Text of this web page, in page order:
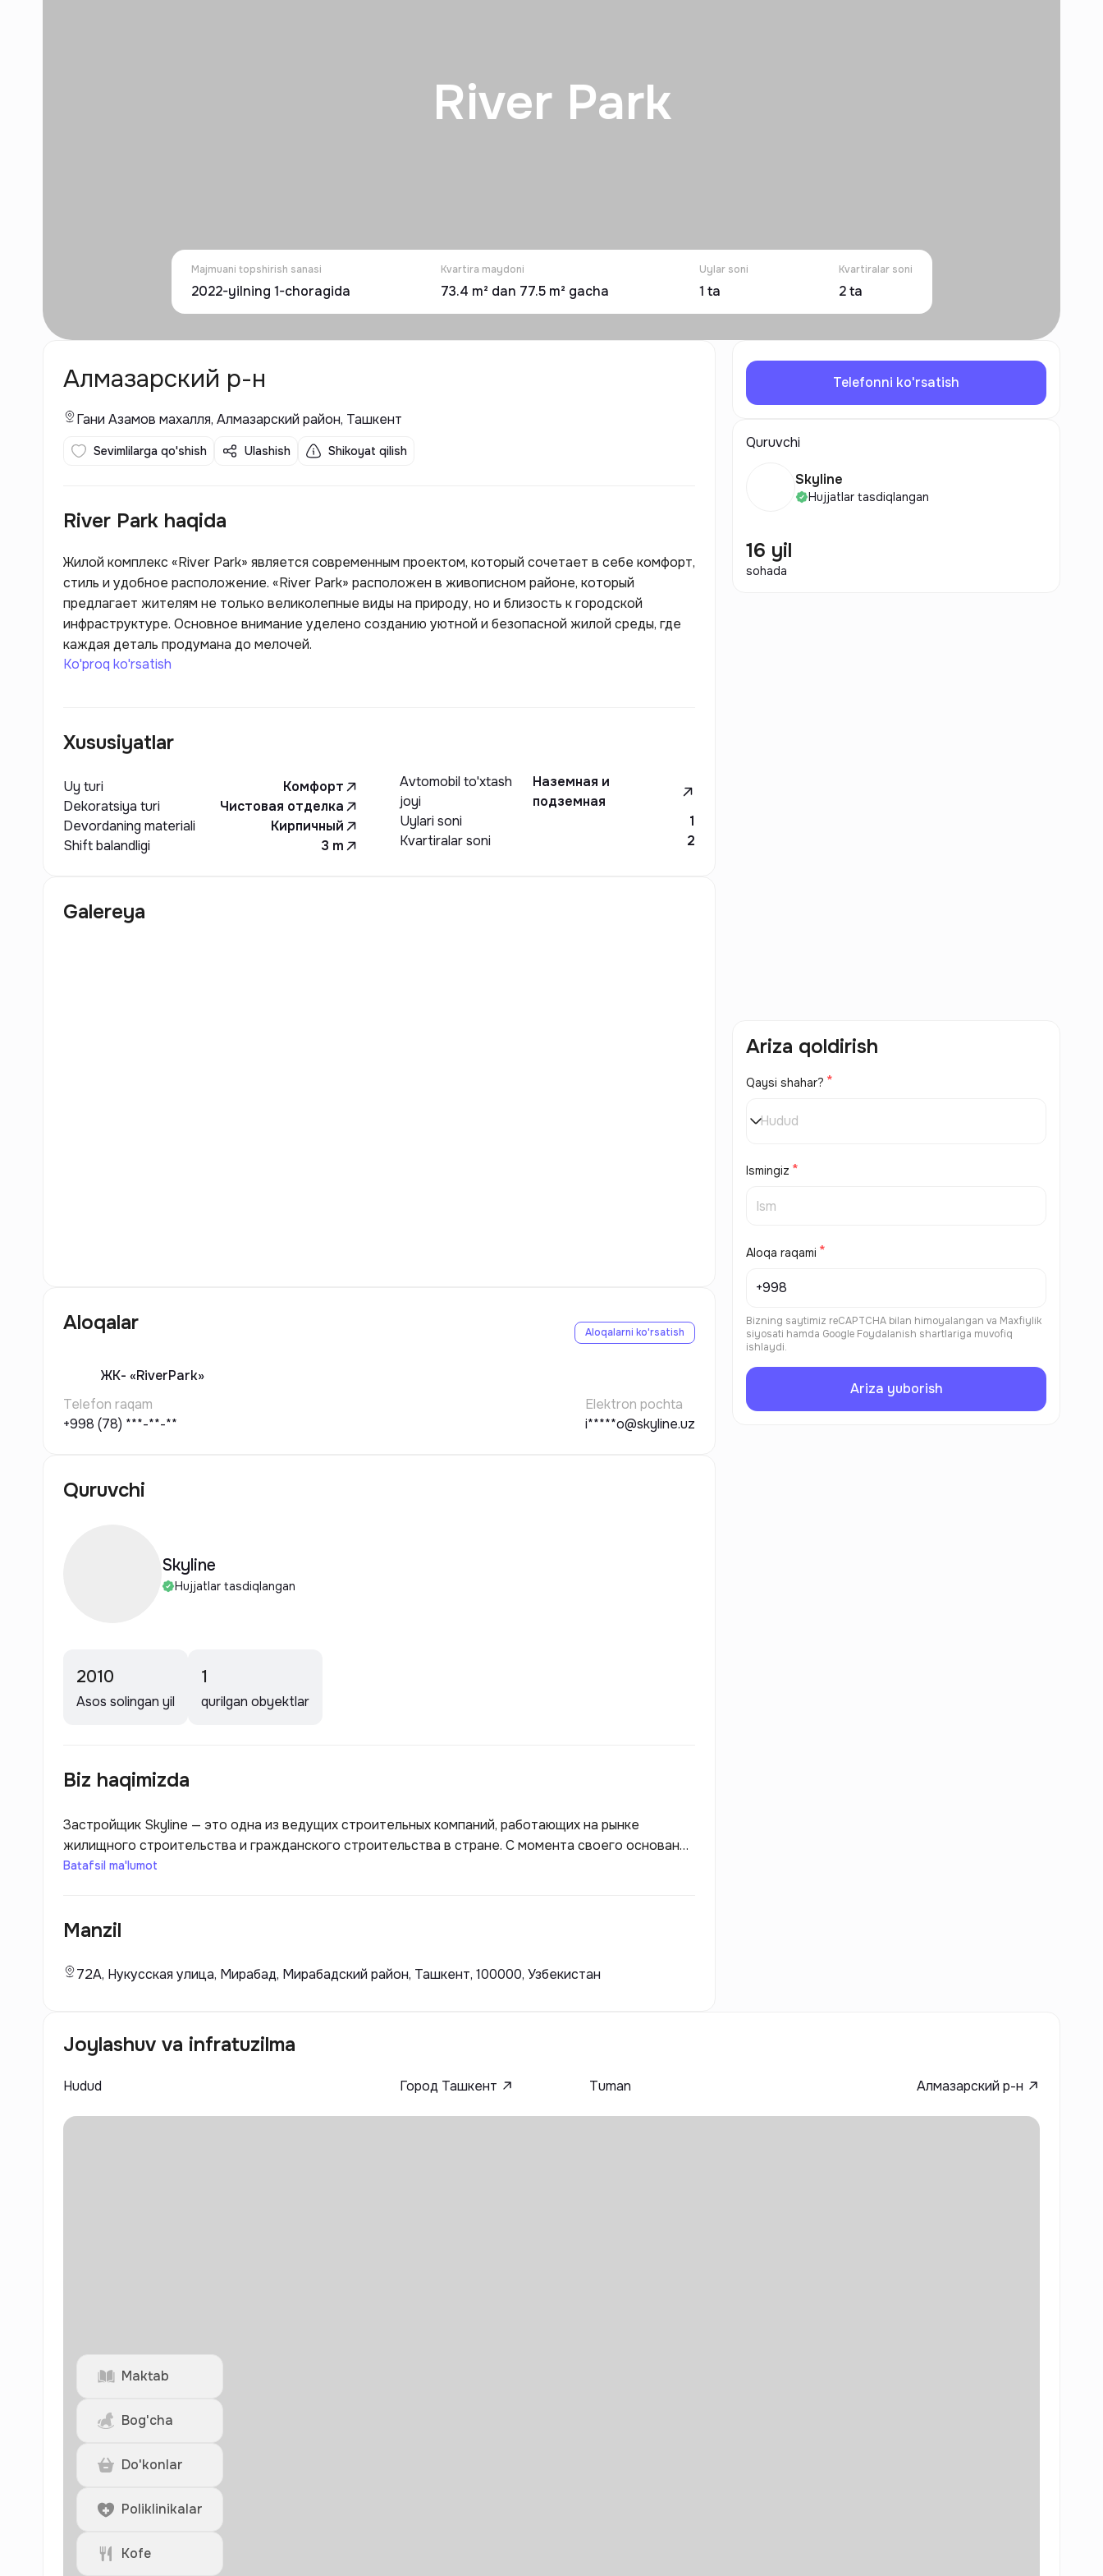
River Park
Majmuani topshirish sanasi
2022-yilning 1-choragida
Kvartira maydoni
73.4 m² dan 77.5 m² gacha
Uylar soni
1 ta
Kvartiralar soni
2 ta
Алмазарский р-н
Гани Азамов махалля, Алмазарский район, Ташкент
Sevimlilarga qo'shish Ulashish Shikoyat qilish
River Park haqida
Жилой комплекс «River Park» является современным проектом, который сочетает в себе комфорт,
стиль и удобное расположение. «River Park» расположен в живописном районе, который
предлагает жителям не только великолепные виды на природу, но и близость к городской
инфраструктуре. Основное внимание уделено созданию уютной и безопасной жилой среды, где
каждая деталь продумана до мелочей.
Ko'proq ko'rsatish
Xususiyatlar
Uy turi
Комфорт
Dekoratsiya turi
Чистовая отделка
Devordaning materiali
Кирпичный
Shift balandligi
3 m
Avtomobil to'xtash
joyi
Наземная и
подземная
Uylari soni
1
Kvartiralar soni
2
Galereya
Aloqalar Aloqalarni ko'rsatish
ЖК- «RiverPark»
Telefon raqam
+998 (78) ***-**-**
Elektron pochta
i*****o@skyline.uz
Quruvchi
Skyline
Hujjatlar tasdiqlangan
2010
Asos solingan yil
1
qurilgan obyektlar
Biz haqimizda
Застройщик Skyline — это одна из ведущих строительных компаний, работающих на рынке
жилищного строительства и гражданского строительства в стране. С момента своего основания
компания зарекомендовала себя как надежный партнер в реализации масштабных проектов,
гарантировать долговечность и безопасность возводимых объектов.
Batafsil ma'lumot
Manzil
72A, Нукусская улица, Мирабад, Мирабадский район, Ташкент, 100000, Узбекистан
Telefonni ko'rsatish
Quruvchi
Skyline
Hujjatlar tasdiqlangan
16 yil
sohada
Ariza qoldirish
Qaysi shahar?
Hudud
Ismingiz
Aloqa raqami
Bizning saytimiz reCAPTCHA bilan himoyalangan va Maxfiylik
siyosati hamda Google Foydalanish shartlariga muvofiq
ishlaydi.
Ariza yuborish
Joylashuv va infratuzilma
Hudud Город Ташкент Tuman Алмазарский р-н
Maktab
Bog'cha
Do'konlar
Poliklinikalar
Kofe